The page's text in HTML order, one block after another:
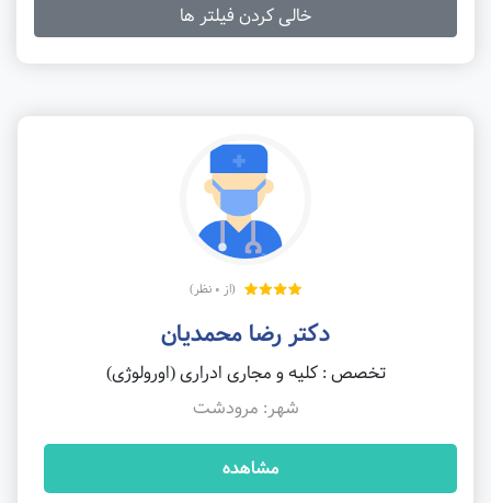
خالی کردن فیلتر ها
(از 0 نظر)
دکتر رضا محمدیان
تخصص : کلیه و مجاری ادراری (اورولوژی)
شهر: مرودشت
مشاهده